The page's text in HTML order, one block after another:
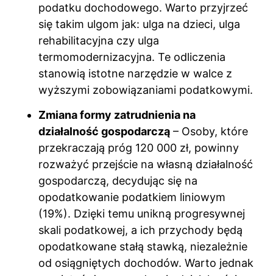
podatku dochodowego. Warto przyjrzeć
się takim ulgom jak: ulga na dzieci, ulga
rehabilitacyjna czy ulga
termomodernizacyjna. Te odliczenia
stanowią istotne narzędzie w walce z
wyższymi zobowiązaniami podatkowymi.
Zmiana formy zatrudnienia na
działalność gospodarczą – Osoby, które
przekraczają próg 120 000 zł, powinny
rozważyć przejście na własną działalność
gospodarczą, decydując się na
opodatkowanie podatkiem liniowym
(19%). Dzięki temu unikną progresywnej
skali podatkowej, a ich przychody będą
opodatkowane stałą stawką, niezależnie
od osiągniętych dochodów. Warto jednak